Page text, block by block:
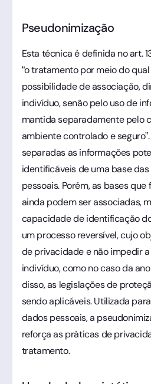
Pseudonimização
Esta técnica é definida no art.
“o tratamento por meio do
possibilidade de associação,
indivíduo, senão pelo uso de
mantida separadamente pelo
ambiente controlado e
separadas as informações
identificáveis de uma base
pessoais. Porém, as bases
ainda podem ser associadas,
capacidade de identificação
um processo reversível, cujo
de privacidade e não impedir
indivíduo, como no caso da
disso, as legislações de
sendo aplicáveis. Utilizada
dados pessoais, a
reforça as práticas de
tratamento.